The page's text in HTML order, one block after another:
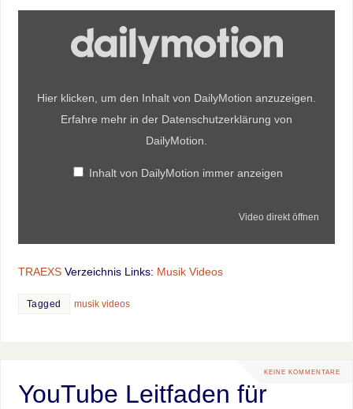
Hier klicken, um den Inhalt von DailyMotion anzuzeigen.
Erfahre mehr in der Datenschutzerklärung von
DailyMotion
Inhalt von DailyMotion immer anzeigen
Video direkt öffnen
TRAEXSVerzeichnis Links: Musik Videos
Tagged musik videos
KEINE KOMMENTARE
YouTube Leitfaden für